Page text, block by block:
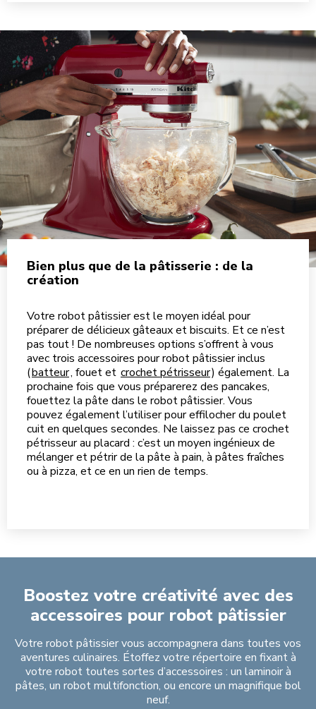
Bien plus que de la pâtisserie : de la
création
Votre robot pâtissier est le moyen idéal pour
préparer de délicieux gâteaux et biscuits. Et ce n’est
pas tout ! De nombreuses options s’offrent à vous
avec trois accessoires pour robot pâtissier inclus
(batteur, fouet et crochet pétrisseur) également. La
prochaine fois que vous préparerez des pancakes,
fouettez la pâte dans le robot pâtissier. Vous
pouvez également l’utiliser pour effilocher du poulet
cuit en quelques secondes. Ne laissez pas ce crochet
pétrisseur au placard : c’est un moyen ingénieux de
mélanger et pétrir de la pâte à pain, à pâtes fraîches
ou à pizza, et ce en un rien de temps.
Boostez votre créativité avec des
accessoires pour robot pâtissier
Votre robot pâtissier vous accompagnera dans toutes vos
aventures culinaires. Étoffez votre répertoire en fixant à
votre robot toutes sortes d’accessoires : un laminoir à
pâtes, un robot multifonction, ou encore un magnifique bol
neuf.